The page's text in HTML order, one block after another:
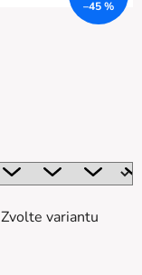
Zvolte variantu
–45 %